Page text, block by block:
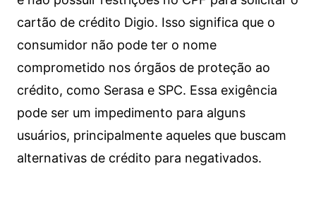
cartão de crédito Digio. Isso significa que o
consumidor não pode ter o nome
comprometido nos órgãos de proteção ao
crédito, como Serasa e SPC. Essa exigência
pode ser um impedimento para alguns
usuários, principalmente aqueles que buscam
alternativas de crédito para negativados.